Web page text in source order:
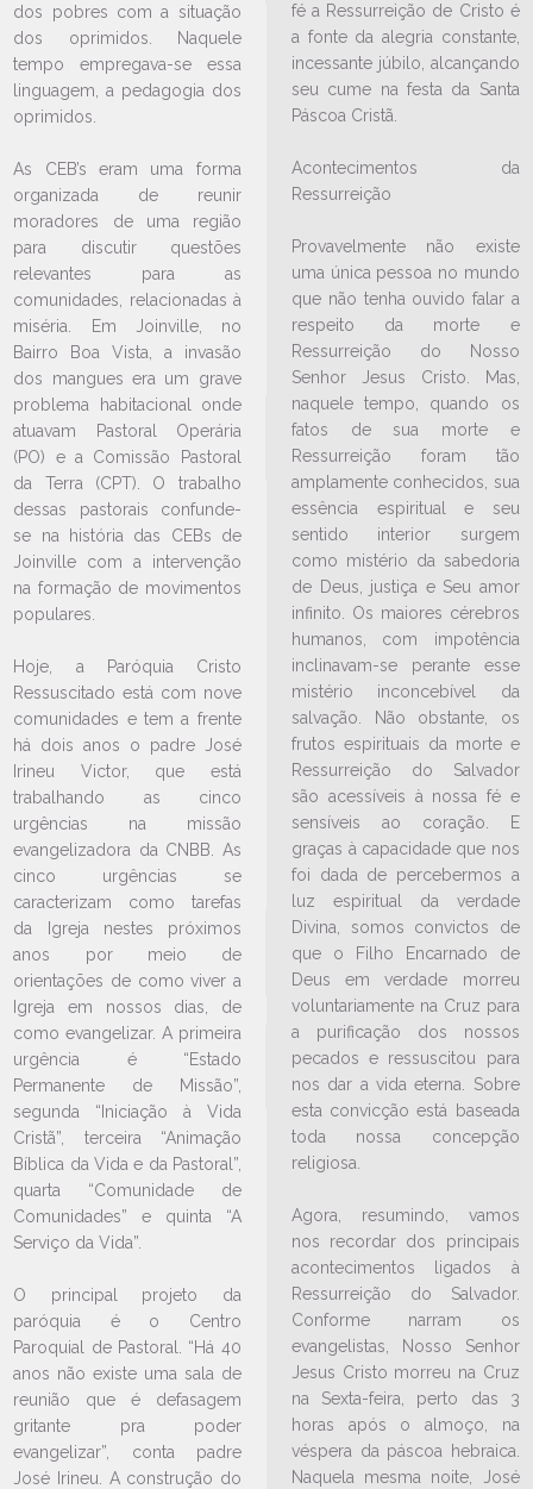
Arquidiocese divulga datas da
formação Digna Celebração
2025
Ouça a notícia
CATEGORIA
LEIA NO DIOCESE INFORMA
Atrações natalinas movimentam
paróquias da arquidiocese
09/12/2024 Ouça a notícia
LEIA NO DIOCESE INFORMA
Festival Terno de Reis celebra
tradição natalina em Joinville
06/12/2024 Ouça a notícia
CATEGORIA
dos pobres com a situação
dos oprimidos. Naquele
tempo empregava-se essa
linguagem, a pedagogia dos
oprimidos.
As CEB’s eram uma forma
organizada de reunir
moradores de uma região
para discutir questões
relevantes para as
comunidades, relacionadas à
miséria. Em Joinville, no
Bairro Boa Vista, a invasão
dos mangues era um grave
problema habitacional onde
atuavam Pastoral Operária
(PO) e a Comissão Pastoral
da Terra (CPT). O trabalho
dessas pastorais confunde-
se na história das CEBs de
Joinville com a intervenção
na formação de movimentos
populares.
Hoje, a Paróquia Cristo
Ressuscitado está com nove
comunidades e tem a frente
há dois anos o padre José
Irineu Victor, que está
trabalhando as cinco
urgências na missão
evangelizadora da CNBB. As
cinco urgências se
caracterizam como tarefas
da Igreja nestes próximos
anos por meio de
orientações de como viver a
Igreja em nossos dias, de
como evangelizar. A primeira
urgência é “Estado
Permanente de Missão”,
segunda “Iniciação à Vida
Cristã”, terceira “Animação
Bíblica da Vida e da Pastoral”,
quarta “Comunidade de
Comunidades” e quinta “A
Serviço da Vida”.
O principal projeto da
paróquia é o Centro
Paroquial de Pastoral. “Há 40
anos não existe uma sala de
reunião que é defasagem
gritante pra poder
evangelizar”, conta padre
José Irineu. A construção do
fé a Ressurreição de Cristo é
a fonte da alegria constante,
incessante júbilo, alcançando
seu cume na festa da Santa
Páscoa Cristã.
Acontecimentos da
Ressurreição
Provavelmente não existe
uma única pessoa no mundo
que não tenha ouvido falar a
respeito da morte e
Ressurreição do Nosso
Senhor Jesus Cristo. Mas,
naquele tempo, quando os
fatos de sua morte e
Ressurreição foram tão
amplamente conhecidos, sua
essência espiritual e seu
sentido interior surgem
como mistério da sabedoria
de Deus, justiça e Seu amor
infinito. Os maiores cérebros
humanos, com impotência
inclinavam-se perante esse
mistério inconcebível da
salvação. Não obstante, os
frutos espirituais da morte e
Ressurreição do Salvador
são acessíveis à nossa fé e
sensíveis ao coração. E
graças à capacidade que nos
foi dada de percebermos a
luz espiritual da verdade
Divina, somos convictos de
que o Filho Encarnado de
Deus em verdade morreu
voluntariamente na Cruz para
a purificação dos nossos
pecados e ressuscitou para
nos dar a vida eterna. Sobre
esta convicção está baseada
toda nossa concepção
religiosa.
Agora, resumindo, vamos
nos recordar dos principais
acontecimentos ligados à
Ressurreição do Salvador.
Conforme narram os
evangelistas, Nosso Senhor
Jesus Cristo morreu na Cruz
na Sexta-feira, perto das 3
horas após o almoço, na
véspera da páscoa hebraica.
Naquela mesma noite, José